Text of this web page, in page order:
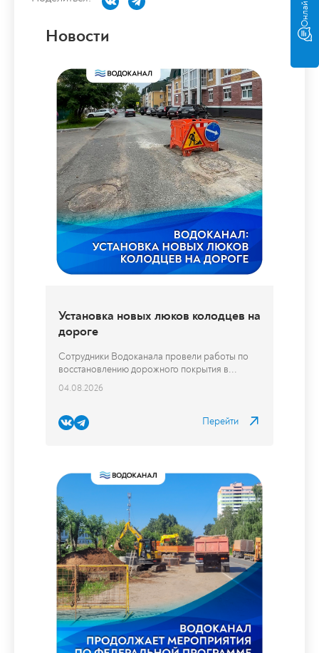
Новости
Установка новых люков колодцев на
дороге
Сотрудники Водоканала провели работы по
восстановлению дорожного покрытия в...
04.08.2026
Перейти